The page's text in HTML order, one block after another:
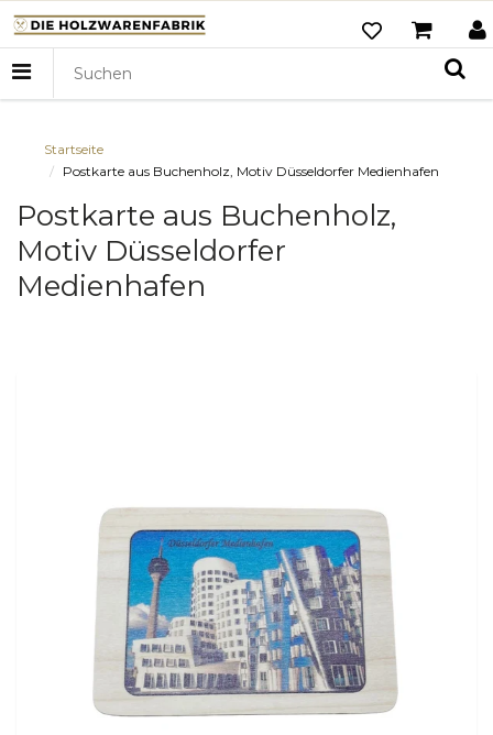
Startseite
Postkarte aus Buchenholz, Motiv Düsseldorfer Medienhafen
Postkarte aus Buchenholz,
Motiv Düsseldorfer
Medienhafen